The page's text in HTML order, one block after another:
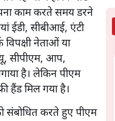
काम करते समय डरने
ईडी, सीबीआई, एंटी
नेताओं या
सीपीएम, आप,
है। लेकिन पीएम
हैंड मिल गया है।
संबोधित करते हुए पीएम